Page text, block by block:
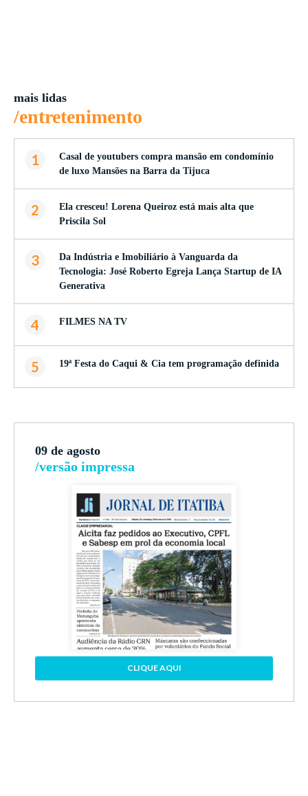
mais lidas
/entretenimento
1
Casal de youtubers compra mansão em condomínio
de luxo Mansões na Barra da Tijuca
2
Ela cresceu! Lorena Queiroz está mais alta que
Priscila Sol
3
Da Indústria e Imobiliário à Vanguarda da
Tecnologia: José Roberto Egreja Lança Startup de IA
Generativa
4 FILMES NA TV
5 19ª Festa do Caqui & Cia tem programação definida
09 de agosto
/versão impressa
CLIQUE AQUI